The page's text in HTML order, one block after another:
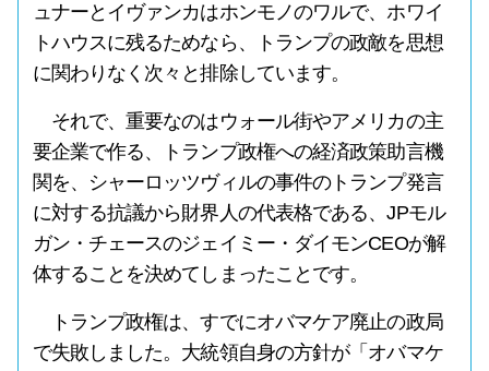
ュナーとイヴァンカはホンモノのワルで、ホワイ
トハウスに残るためなら、トランプの政敵を思想
に関わりなく次々と排除しています。
それで、重要なのはウォール街やアメリカの主
要企業で作る、トランプ政権への経済政策助言機
関を、シャーロッツヴィルの事件のトランプ発言
に対する抗議から財界人の代表格である、JPモル
ガン・チェースのジェイミー・ダイモンCEOが解
体することを決めてしまったことです。
トランプ政権は、すでにオバマケア廃止の政局
で失敗しました。大統領自身の方針が「オバマケ